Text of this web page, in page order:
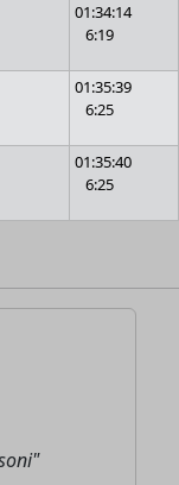
01:34:14
6:19
01:35:39
6:25
01:35:40
6:25